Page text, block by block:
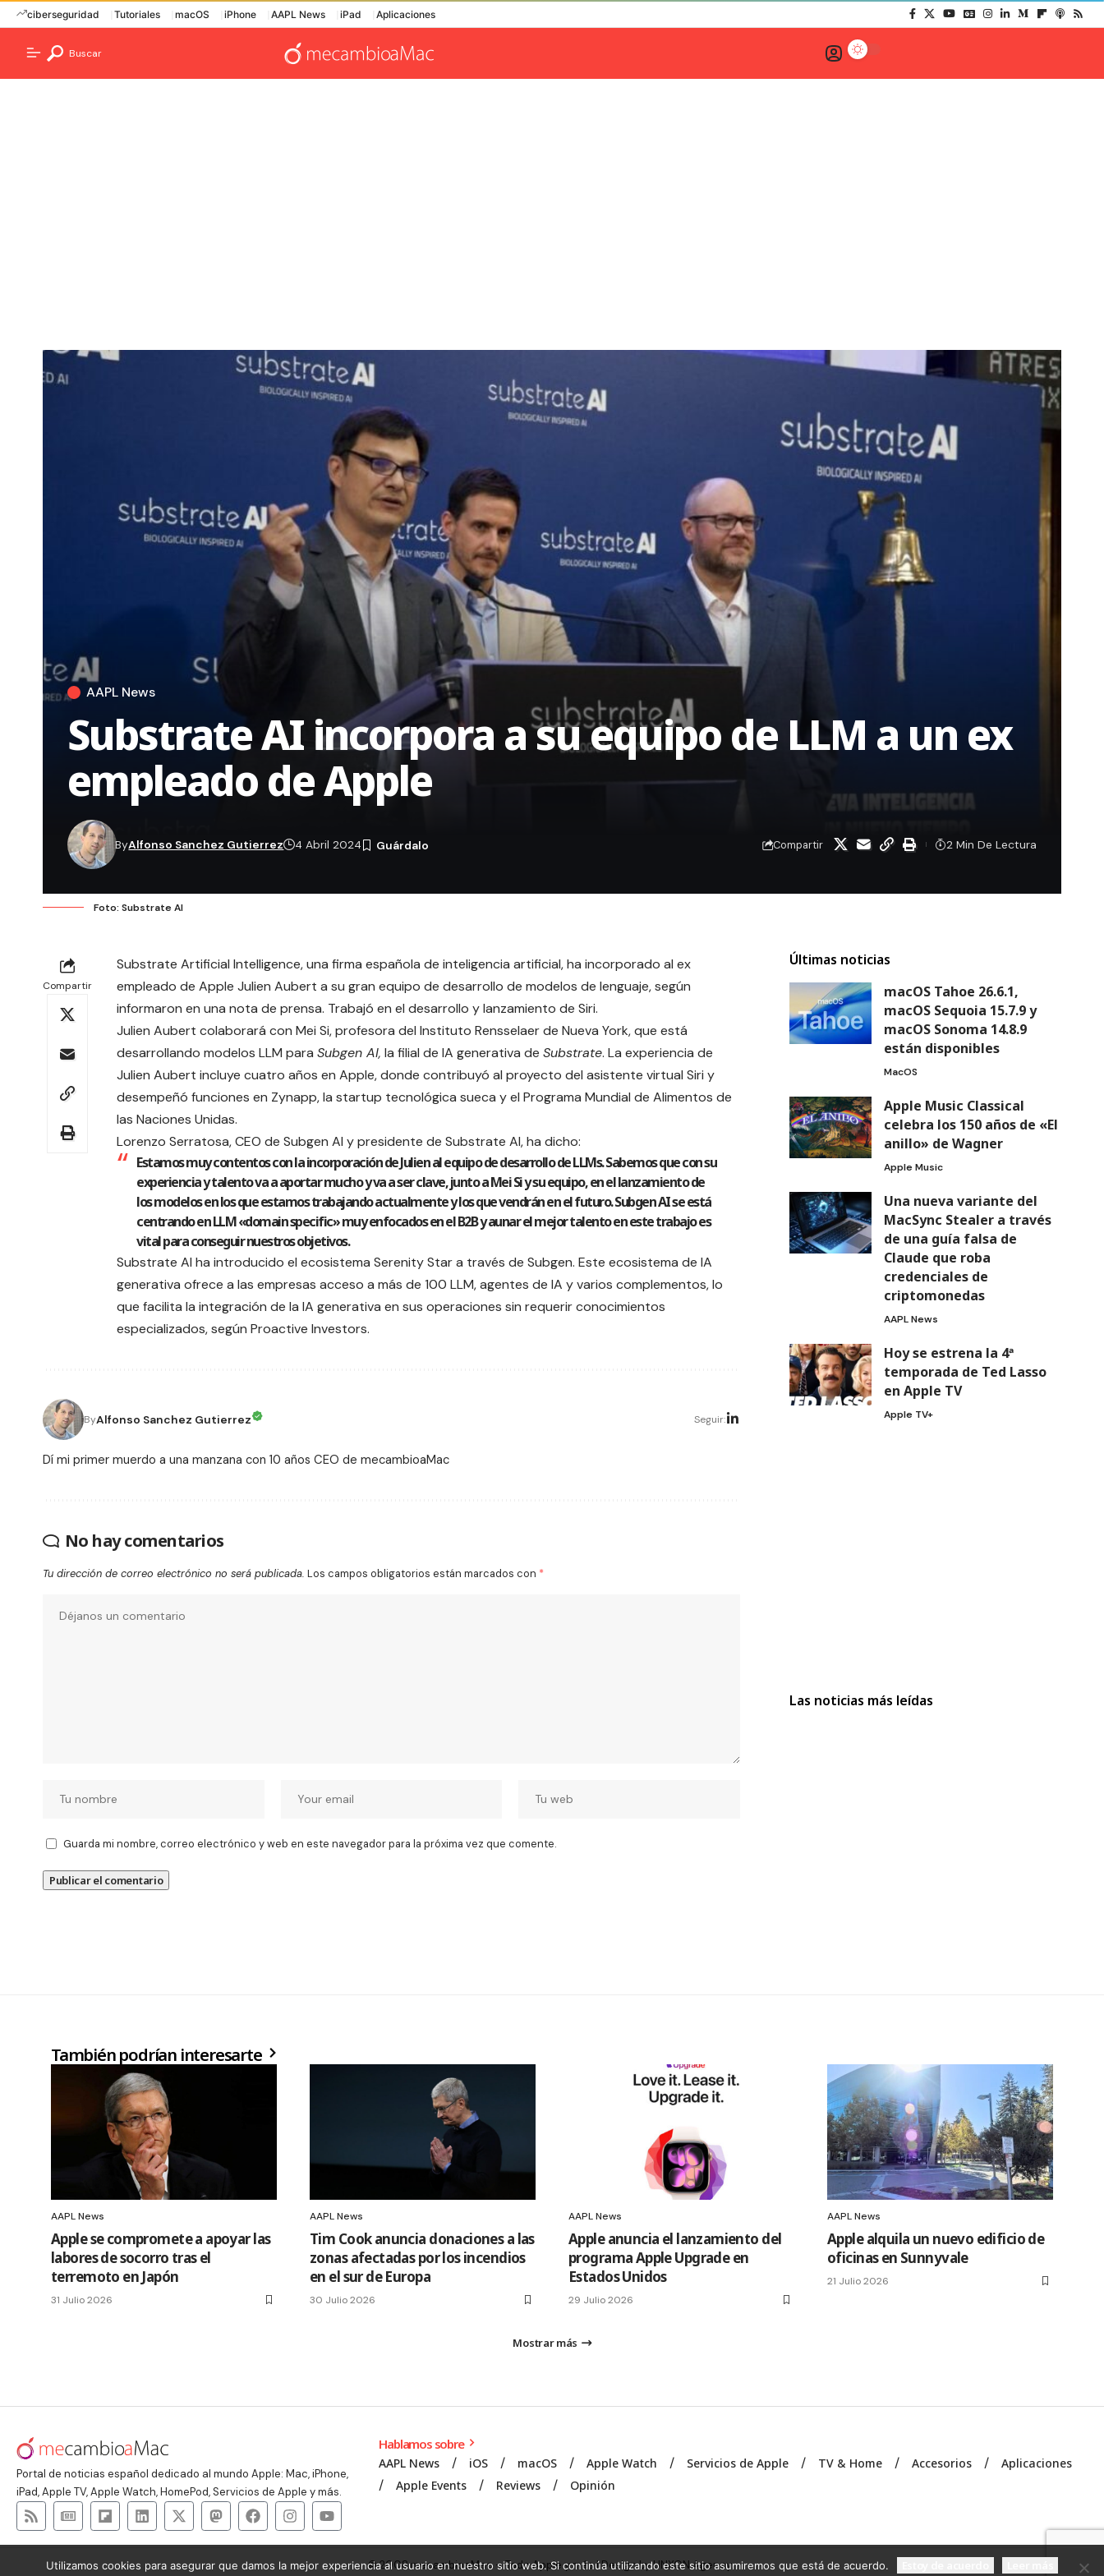
ciberseguridad Tutoriales macOS iPhone AAPL News iPad Aplicaciones
Buscar
AAPL News
Substrate AI incorpora a su equipo de LLM a un ex
empleado de Apple
ByAlfonso Sanchez Gutierrez 4 Abril 2024 Compartir 2 Min De Lectura
Foto: Substrate AI
Compartir
Substrate Artificial Intelligence, una firma española de inteligencia artificial, ha incorporado al ex
empleado de Apple Julien Aubert a su gran equipo de desarrollo de modelos de lenguaje, según
informaron en una nota de prensa. Trabajó en el desarrollo y lanzamiento de Siri.
Julien Aubert colaborará con Mei Si, profesora del Instituto Rensselaer de Nueva York, que está
desarrollando modelos LLM para Subgen AI, la filial de IA generativa de Substrate. La experiencia de
Julien Aubert incluye cuatro años en Apple, donde contribuyó al proyecto del asistente virtual Siri y
desempeñó funciones en Zynapp, la startup tecnológica sueca y el Programa Mundial de Alimentos de
las Naciones Unidas.
Lorenzo Serratosa, CEO de Subgen AI y presidente de Substrate AI, ha dicho:
Estamos muy contentos con la incorporación de Julien al equipo de desarrollo de LLMs. Sabemos que con su
experiencia y talento va a aportar mucho y va a ser clave, junto a Mei Si y su equipo, en el lanzamiento de
los modelos en los que estamos trabajando actualmente y los que vendrán en el futuro. Subgen AI se está
centrando en LLM «domain specific» muy enfocados en el B2B y aunar el mejor talento en este trabajo es
vital para conseguir nuestros objetivos.
Substrate AI ha introducido el ecosistema Serenity Star a través de Subgen. Este ecosistema de IA
generativa ofrece a las empresas acceso a más de 100 LLM, agentes de IA y varios complementos, lo
que facilita la integración de la IA generativa en sus operaciones sin requerir conocimientos
especializados, según Proactive Investors.
ByAlfonso Sanchez Gutierrez Seguir:
Dí mi primer muerdo a una manzana con 10 años CEO de mecambioaMac
No hay comentarios
Tu dirección de correo electrónico no será publicada. Los campos obligatorios están marcados con *
Guarda mi nombre, correo electrónico y web en este navegador para la próxima vez que comente.
Últimas noticias
macOS Tahoe 26.6.1,
macOS Sequoia 15.7.9 y
macOS Sonoma 14.8.9
están disponibles
MacOS
Apple Music Classical
celebra los 150 años de «El
anillo» de Wagner
Apple Music
Una nueva variante del
MacSync Stealer a través
de una guía falsa de
Claude que roba
credenciales de
criptomonedas
AAPL News
Hoy se estrena la 4ª
temporada de Ted Lasso
en Apple TV
Apple TV+
Las noticias más leídas
También podrían interesarte
AAPL News
Apple se compromete a apoyar las
labores de socorro tras el
terremoto en Japón
31 Julio 2026
AAPL News
Tim Cook anuncia donaciones a las
zonas afectadas por los incendios
en el sur de Europa
30 Julio 2026
AAPL News
Apple anuncia el lanzamiento del
programa Apple Upgrade en
Estados Unidos
29 Julio 2026
AAPL News
Apple alquila un nuevo edificio de
oficinas en Sunnyvale
21 Julio 2026
Mostrar más
Portal de noticias español dedicado al mundo Apple: Mac, iPhone,
iPad, Apple TV, Apple Watch, HomePod, Servicios de Apple y más.
Hablamos sobre
AAPL News iOS macOS Apple Watch Servicios de Apple TV & Home Accesorios
Aplicaciones
Apple Events
Reviews Opinión
© 2008 mecambioaMac – Todo Apple y más | Design byUNXON Agency.
Utilizamos cookies para asegurar que damos la mejor experiencia al usuario en nuestro sitio web. Si continúa utilizando este sitio asumiremos que está de acuerdo.